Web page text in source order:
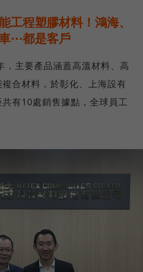
工程塑膠材料！鴻海、
⋯都是客戶
，主要產品涵蓋高溫材料、高
合材料，於彰化、上海設有
有10處銷售據點，全球員工